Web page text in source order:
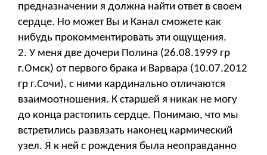
предназначении я должна найти ответ в своем
сердце. Но может Вы и Канал сможете как
нибудь прокомментировать эти ощущения.
2. У меня две дочери Полина (26.08.1999 гр
г.Омск) от первого брака и Варвара (10.07.2012
гр г.Сочи), с ними кардинально отличаются
взаимоотношения. К старшей я никак не могу
до конца растопить сердце. Понимаю, что мы
встретились развязать наконец кармический
узел. Я к ней с рождения была неоправданно